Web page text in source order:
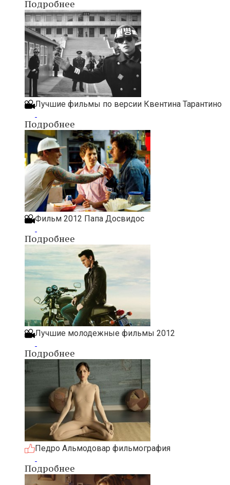
Подробнее
Лучшие фильмы по версии Квентина Тарантино
Подробнее
Фильм 2012 Папа Досвидос
Подробнее
Лучшие молодежные фильмы 2012
Подробнее
Педро Альмодовар фильмография
Подробнее